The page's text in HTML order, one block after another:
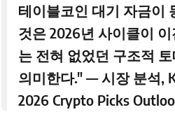
테이블코인 대기 자금이
것은 2026년 사이클이
는 전혀 없었던 구조적
의미한다." — 시장 분석,
2026 Crypto Picks